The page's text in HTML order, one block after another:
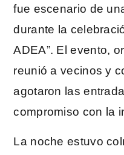
fue escenario de
durante la
ADEA”. El evento,
reunió a vecinos y
agotaron las
compromiso con la
La noche estuvo